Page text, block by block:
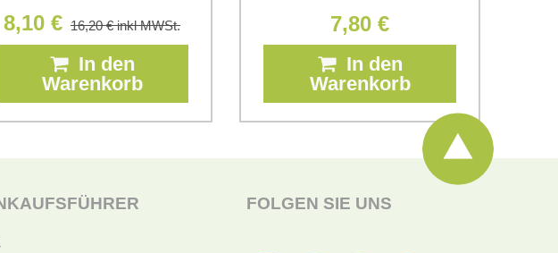
8,10 € 16,20 €inkl MWSt.
In den
Warenkorb
7,80 €
In den
Warenkorb
FOLGEN SIE UNS